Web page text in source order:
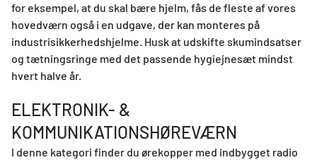
for eksempel, at du skal bære hjelm, fås de fleste af vores
hovedværn også i en udgave, der kan monteres på
industrisikkerhedshjelme. Husk at udskifte skumindsatser
og tætningsringe med det passende hygiejnesæt mindst
hvert halve år.
ELEKTRONIK- &
KOMMUNIKATIONSHØREVÆRN
I denne kategori finder du ørekopper med indbygget radio